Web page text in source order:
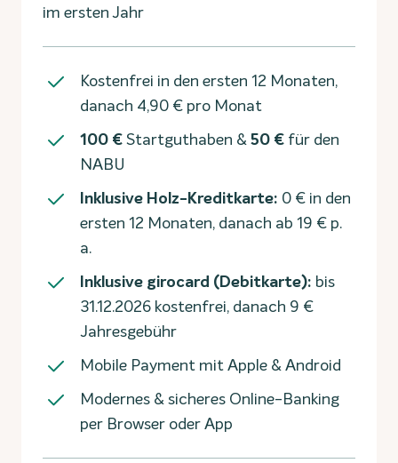
im ersten Jahr
Kostenfrei in den ersten 12 Monaten,
danach 4,90 € pro Monat
100 €Startguthaben &50 € für den
NABU
Inklusive Holz-Kreditkarte: 0 € in den
ersten 12 Monaten, danach ab 19 € p.
a.
Inklusive girocard (Debitkarte): bis
31.12.2026 kostenfrei, danach 9 €
Jahresgebühr
Mobile Payment mit Apple & Android
Modernes & sicheres Online-Banking
per Browser oder App